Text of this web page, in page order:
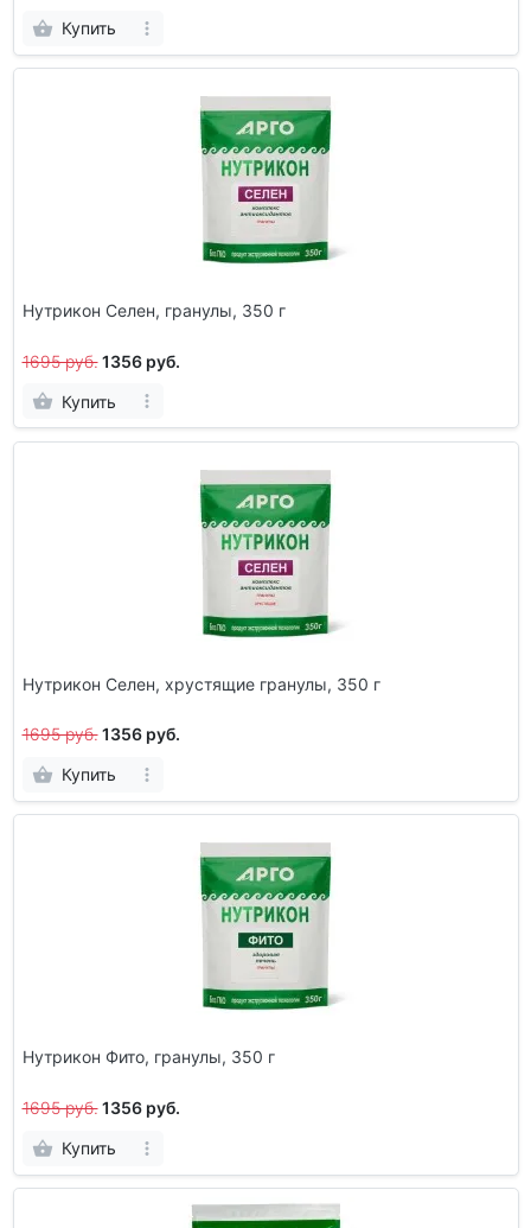
Купить
Нутрикон Селен, гранулы, 350 г
1695 руб. 1356 руб.
Купить
Нутрикон Селен, хрустящие гранулы, 350 г
1695 руб. 1356 руб.
Купить
Нутрикон Фито, гранулы, 350 г
1695 руб. 1356 руб.
Купить